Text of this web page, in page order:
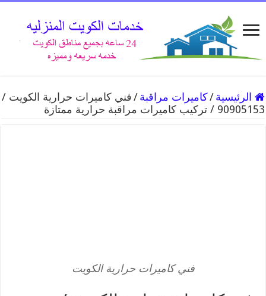
الرئيسية /كاميرات مراقبة /فني كاميرات حرارية الكويت /
90905153 / تركيب كاميرات مراقبة حرارية ممتازة
فني كاميرات حرارية الكويت